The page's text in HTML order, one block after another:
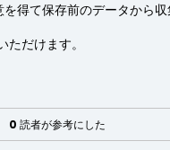
得て保存前のデータから
ただけます。
0 読者が参考にした